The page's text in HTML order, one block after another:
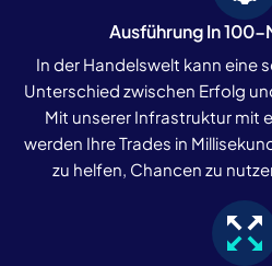
Ausführung In
In der Handelswelt kann eine
Unterschied zwischen Erfolg
Mit unserer Infrastruktur mit
werden Ihre Trades in
zu helfen, Chancen zu